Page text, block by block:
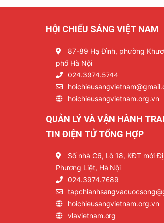
HỘI CHIẾU SÁNG VIỆT NAM
87-89 Hạ Đình, phường
phố Hà Nội
024.3974.5744
hoichieusangvietnam.org.vn
QUẢN LÝ VÀ VẬN HÀNH
TIN ĐIỆN TỬ TỔNG HỢP
Số nhà C6, Lô 18, KĐT mới
Phương Liệt, Hà Nội
024.3974.7689
hoichieusangvietnam.org.vn
vlavietnam.org